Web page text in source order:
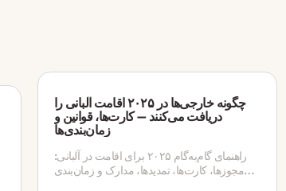
چگونه خارجی‌ها در ۲۰۲۵ اقامت آلبانی را
دریافت می‌کنند — کارت‌ها، قوانین و
زمان‌بندی‌ها
راهنمای گام‌به‌گام ۲۰۲۵ برای اقامت در آلبانی:
مجوزها، کارت‌ها، تمدیدها، مدارک و زمان‌بندی